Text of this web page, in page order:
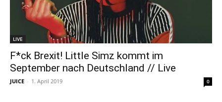
LIVE
F*ck Brexit! Little Simz kommt im
September nach Deutschland // Live
JUICE - 1. April 2019 0